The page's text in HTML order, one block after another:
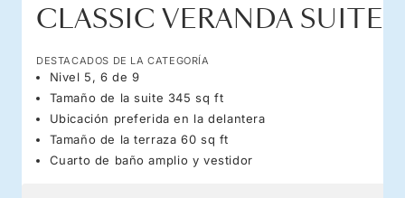
CLASSIC VERANDA SUITE
DESTACADOS DE LA CATEGORÍA
Nivel 5, 6 de 9
Tamaño de la suite 345 sq ft
Ubicación preferida en la delantera
Tamaño de la terraza 60 sq ft
Cuarto de baño amplio y vestidor